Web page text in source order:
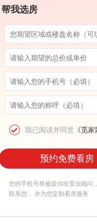
帮我选房
我已阅读并同意 《觅
预约免费看房
您的手机号将被提供给置业顾问
联系您， 并为您定制看房服务